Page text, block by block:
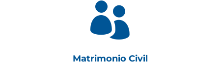

Matrimonio Civil